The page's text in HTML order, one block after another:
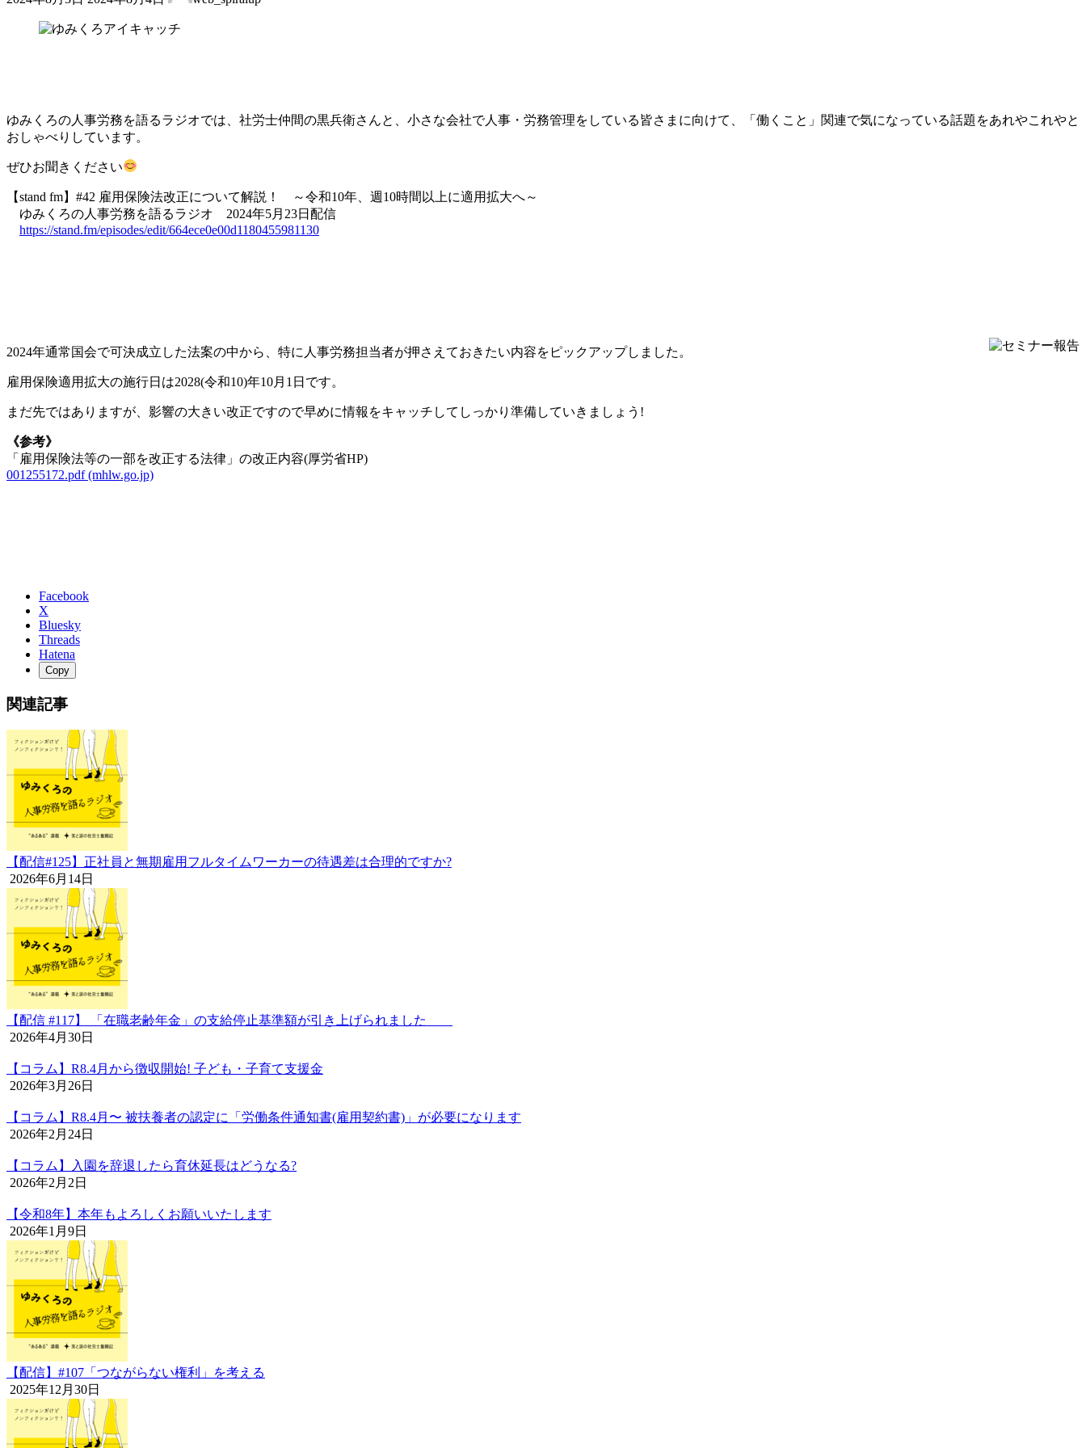
新
ゆみくろの人事労務を語るラジオでは、社労士仲間の黒兵衛さんと、小さな会社で人事・労務管理をしている皆さまに向けて、「働くこと」関連で気になっている話題をあれやこれやと
おしゃべりしています。
ぜひお聞きください
【stand fm】#42 雇用保険法改正について解説！ ～令和10年、週10時間以上に適用拡大へ～
ゆみくろの人事労務を語るラジオ 2024年5月23日配信
https://stand.fm/episodes/edit/664ece0e00d1180455981130
2024年通常国会で可決成立した法案の中から、特に人事労務担当者が押さえておきたい内容をピックアップしました。
雇用保険適用拡大の施行日は2028(令和10)年10月1日です。
まだ先ではありますが、影響の大きい改正ですので早めに情報をキャッチしてしっかり準備していきましょう!
《参考》
「雇用保険法等の一部を改正する法律」の改正内容(厚労省HP)
001255172.pdf (mhlw.go.jp)
Facebook
X
Bluesky
Threads
Hatena
Copy
関連記事
【配信#125】正社員と無期雇用フルタイムワーカーの待遇差は合理的ですか?
2026年6月14日
【配信 #117】 「在職老齢年金」の支給停止基準額が引き上げられました
2026年4月30日
【コラム】R8.4月から徴収開始! 子ども・子育て支援金
2026年3月26日
【コラム】R8.4月〜 被扶養者の認定に「労働条件通知書(雇用契約書)」が必要になります
2026年2月24日
【コラム】入園を辞退したら育休延長はどうなる?
2026年2月2日
【令和8年】本年もよろしくお願いいたします
2026年1月9日
【配信】#107「つながらない権利」を考える
2025年12月30日